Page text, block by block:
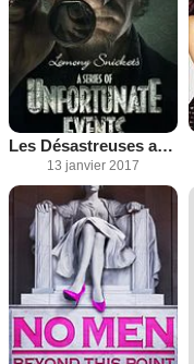
Les Désastreuses aventures des orphelins Baudelaire
13 janvier 2017